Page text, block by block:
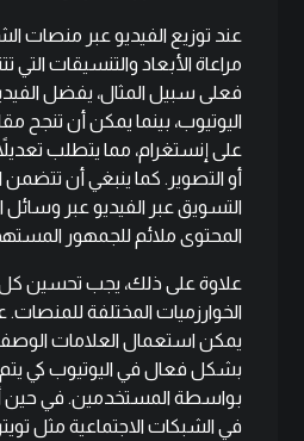
عند توزيع الفيديو عبر منصات
مراعاة الأبعاد والتنسيقات
فعلى سبيل المثال، يفضل
اليوتيوب، بينما يمكن أن تنجح
على إنستغرام، مما يتطلب
أو التصوير. كما ينبغي أن تتضمن
التسويق عبر الفيديو عبر
المحتوى ملائم للجمهور
علاوة على ذلك، يجب تحسين
الخوارزميات المختلفة للمنصات.
يمكن استعمال العلامات
بشكل فعال في اليوتيوب كي
بواسطة المستخدمين. في حين
في الشبكات الاجتماعية مثل